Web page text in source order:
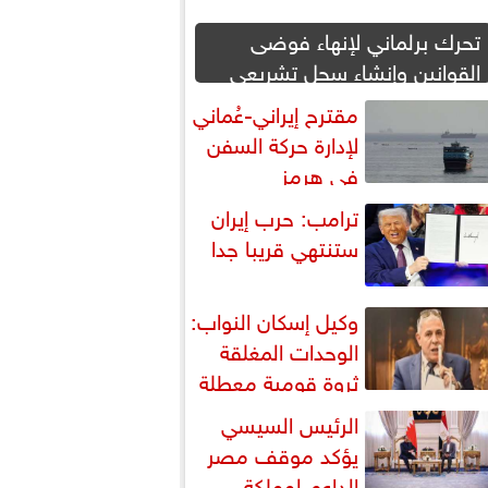
تحرك برلماني لإنهاء فوضى
القوانين وإنشاء سجل تشريعي
إلكتروني
مقترح إيراني-عُماني
لإدارة حركة السفن
في هرمز
ترامب: حرب إيران
ستنتهي قريبا جدا
وكيل إسكان النواب:
الوحدات المغلقة
ثروة قومية معطلة
يخفف أزمة الإسكان
الرئيس السيسي
يؤكد موقف مصر